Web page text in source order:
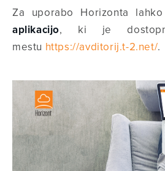
Za uporabo Horizonta
aplikacijo, ki je
mestu https://avditorij.t-2.net/.